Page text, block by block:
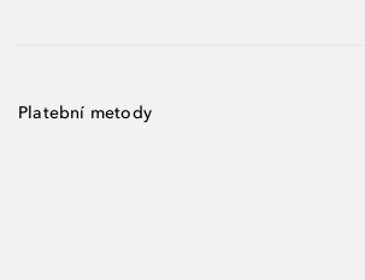
Platební metody